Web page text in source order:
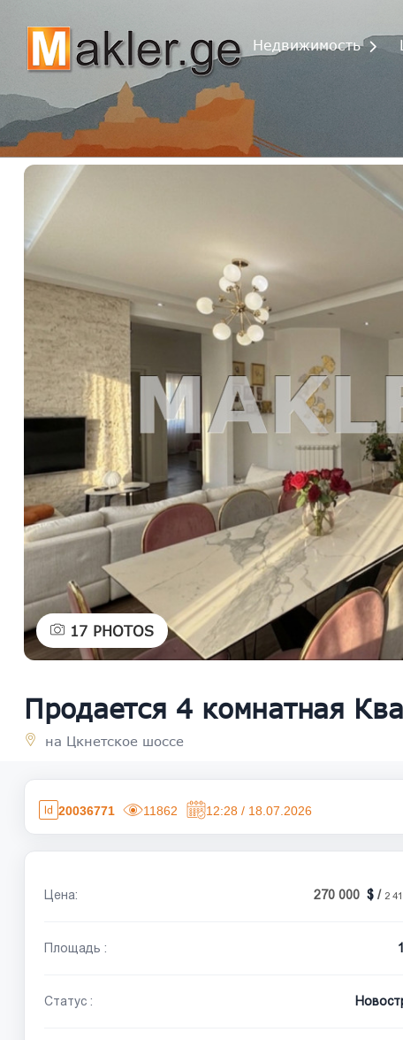
Недвижимость
17 PHOTOS
Продается 4 комнатная
на Цкнетское шоссе
20036771 11862 12:28 / 18.07.2026
Цена: 270 000 / 2
Площадь :
Статус :